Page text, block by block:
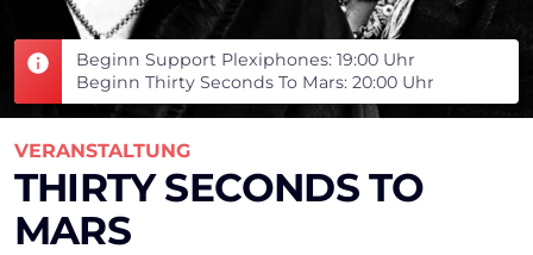
Beginn Support Plexiphones: 19:00 Uhr
Beginn Thirty Seconds To Mars: 20:00 Uhr
VERANSTALTUNG
THIRTY SECONDS TO
MARS